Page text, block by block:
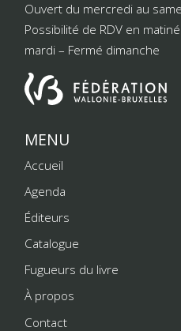
Ouvert du mercredi au
Possibilité de RDV en
mardi – Fermé dimanche
MENU
Accueil
Agenda
Éditeurs
Catalogue
Fugueurs du livre
À propos
Contact